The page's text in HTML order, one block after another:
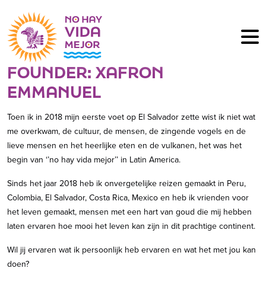
WIL JIJONTDEKKEN
WAAROM ER GEEN BETER
LEVEN IS ALS JE REIST
DOORLATIN AMERICA?
MAAK KENNIS MET HET ECHTE MIDDEN EN ZUID-AMERIKA
FOUNDER: XAFRON
EMMANUEL
Toen ik in 2018 mijn eerste voet op El Salvador zette wist ik niet wat
me overkwam, de cultuur, de mensen, de zingende vogels en de
lieve mensen en het heerlijke eten en de vulkanen, het was het
begin van ‘’no hay vida mejor’’ in Latin America.
Sinds het jaar 2018 heb ik onvergetelijke reizen gemaakt in Peru,
Colombia, El Salvador, Costa Rica, Mexico en heb ik vrienden voor
het leven gemaakt, mensen met een hart van goud die mij hebben
laten ervaren hoe mooi het leven kan zijn in dit prachtige continent.
Wil jij ervaren wat ik persoonlijk heb ervaren en wat het met jou kan
doen?